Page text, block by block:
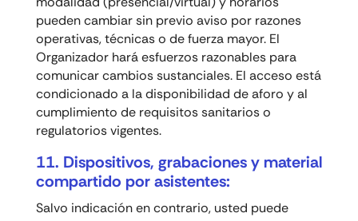
pueden cambiar sin previo aviso por razones
operativas, técnicas o de fuerza mayor. El
Organizador hará esfuerzos razonables para
comunicar cambios sustanciales. El acceso está
condicionado a la disponibilidad de aforo y al
cumplimiento de requisitos sanitarios o
regulatorios vigentes.
11. Dispositivos, grabaciones y material
compartido por asistentes:
Salvo indicación en contrario, usted puede